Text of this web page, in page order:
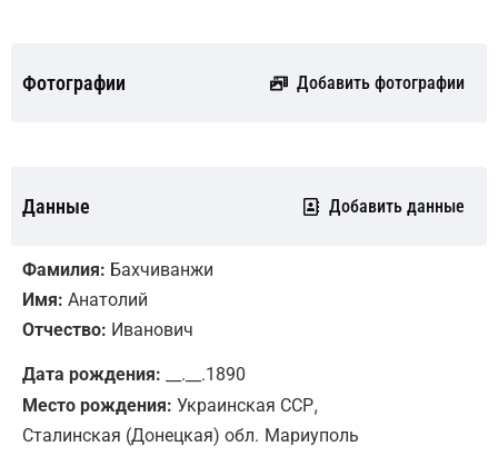
Фотографии Добавить фотографии
Данные Добавить данные
Фамилия: Бахчиванжи
Имя: Анатолий
Отчество: Иванович
Дата рождения: __.__.1890
Место рождения: Украинская ССР,
Сталинская (Донецкая) обл. Мариуполь